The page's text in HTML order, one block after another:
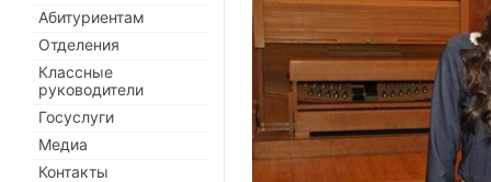
Абитуриентам
Отделения
Классные
руководители
Госуслуги
Медиа
Контакты